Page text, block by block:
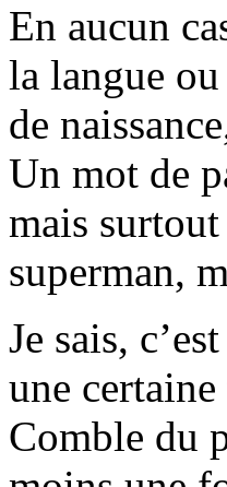
En aucun
la langue
de
Un mot de
mais
superman,
Je sais,
une
Comble du